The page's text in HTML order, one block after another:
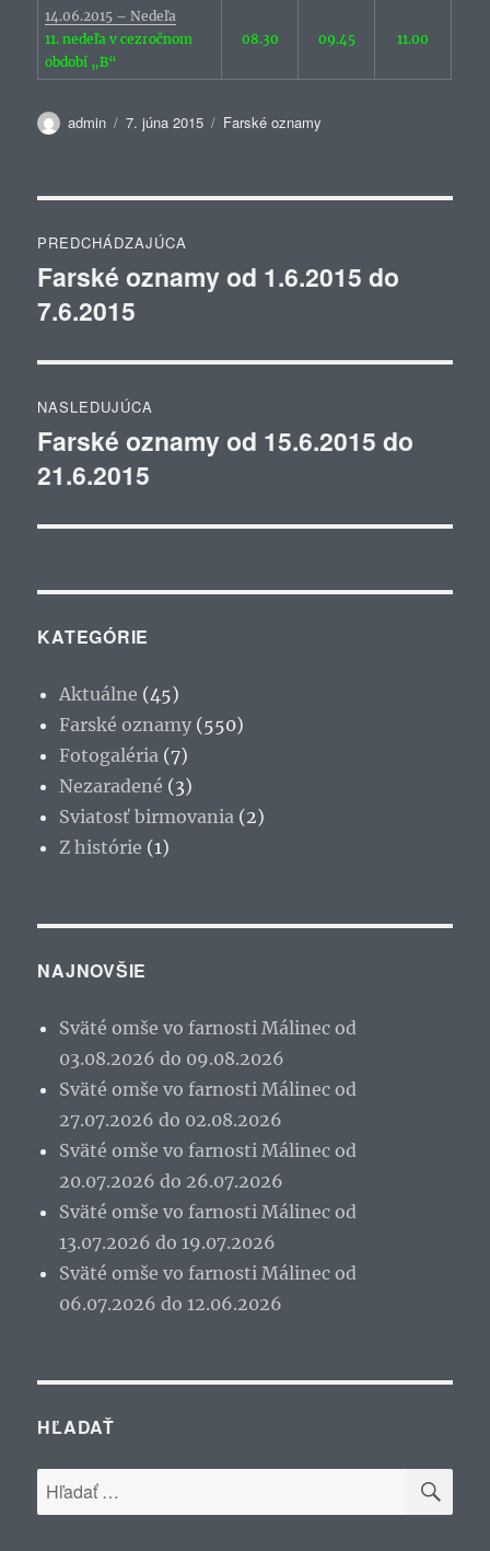
14.06.2015 – Nedeľa
11. nedeľa v cezročnom
období „B“
08.30 09.45 11.00
Autor
admin Publikované
7. júna 2015 Kategórie
Farské oznamy
v
článku
PREDCHÁDZAJÚCA
Predchádzajúci
článok:
Farské oznamy od 1.6.2015 do
7.6.2015
NASLEDUJÚCA
Ďalší
článok:
Farské oznamy od 15.6.2015 do
21.6.2015
KATEGÓRIE
Aktuálne (45)
Farské oznamy (550)
Fotogaléria (7)
Nezaradené (3)
Sviatosť birmovania (2)
Z histórie (1)
NAJNOVŠIE
Sväté omše vo farnosti Málinec od
03.08.2026 do 09.08.2026
Sväté omše vo farnosti Málinec od
27.07.2026 do 02.08.2026
Sväté omše vo farnosti Málinec od
20.07.2026 do 26.07.2026
Sväté omše vo farnosti Málinec od
13.07.2026 do 19.07.2026
Sväté omše vo farnosti Málinec od
06.07.2026 do 12.06.2026
HĽADAŤ
Hľadať: